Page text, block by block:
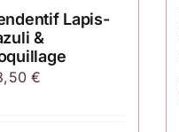
Lapis-
&
€